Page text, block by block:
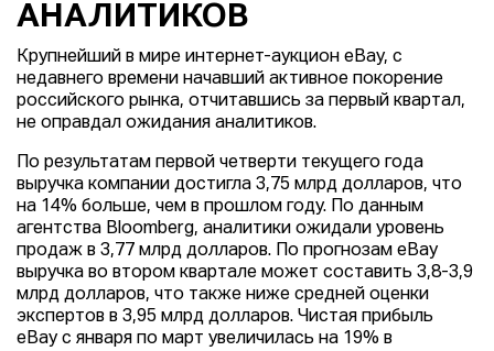
АНАЛИТИКОВ
Крупнейший в мире интернет-аукцион eBay, с
недавнего времени начавший активное покорение
российского рынка, отчитавшись за первый квартал,
не оправдал ожидания аналитиков.
По результатам первой четверти текущего года
выручка компании достигла 3,75 млрд долларов, что
на 14% больше, чем в прошлом году. По данным
агентства Bloomberg, аналитики ожидали уровень
продаж в 3,77 млрд долларов. По прогнозам eBay
выручка во втором квартале может составить 3,8-3,9
млрд долларов, что также ниже средней оценки
экспертов в 3,95 млрд долларов. Чистая прибыль
eBay с января по март увеличилась на 19% в